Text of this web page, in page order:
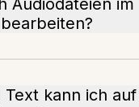
Audiodateien im
Text kann ich